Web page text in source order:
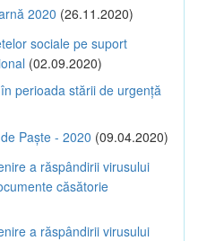
2020 (26.11.2020)
sociale pe suport
(02.09.2020)
perioada stării de urgență
Paște - 2020 (09.04.2020)
a răspândirii virusului
căsătorie
a răspândirii virusului